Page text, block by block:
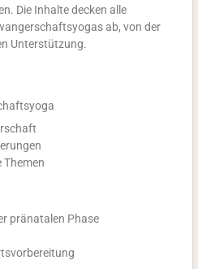
Die Inhalte decken alle
ab, von der
Unterstützung.
pränatalen Phase